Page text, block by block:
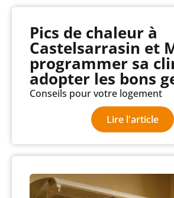
Pics de chaleur à
Castelsarrasin et
programmer sa
adopter les bons
Conseils pour votre logement
Lire l'article